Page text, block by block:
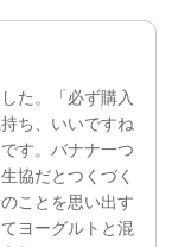
た。「必ず購入
ち、いいですね
す。バナナ一つ
協だとつくづく
ことを思い出す
ヨーグルトと混